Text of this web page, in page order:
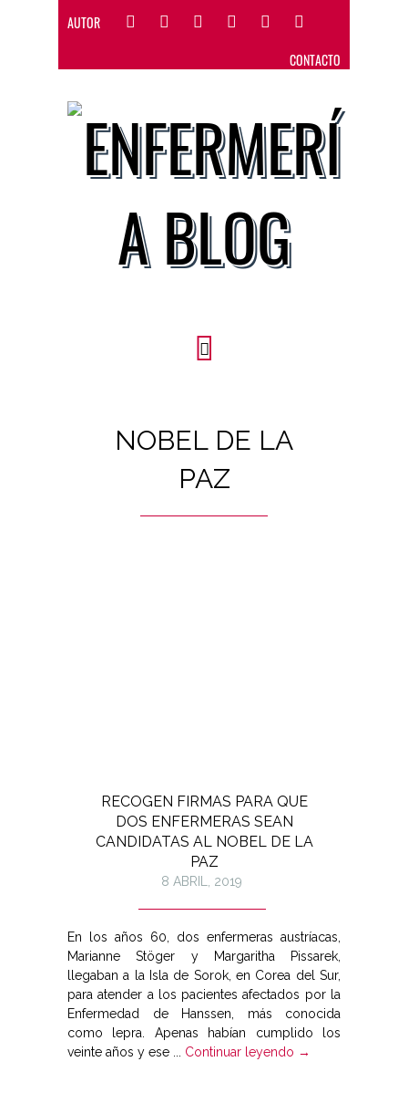
AUTOR
CONTACTO
NOBEL DE LA
PAZ
RECOGEN FIRMAS PARA QUE
DOS ENFERMERAS SEAN
CANDIDATAS AL NOBEL DE LA
PAZ
8 ABRIL, 2019
En los años 60, dos enfermeras austríacas,
Marianne Stöger y Margaritha Pissarek,
llegaban a la Isla de Sorok, en Corea del Sur,
para atender a los pacientes afectados por la
Enfermedad de Hanssen, más conocida
como lepra. Apenas habían cumplido los
veinte años y ese ... Continuar leyendo →